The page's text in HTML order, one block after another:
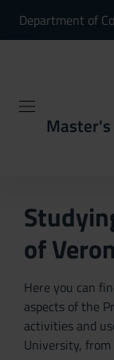
Department of
of
Here you can
aspects of the
activities and
University,